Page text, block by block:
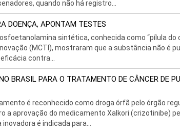
quando não há registro...
DOENÇA, APONTAM TESTES
sintética, conhecida como “pílula do
(MCTI), mostraram que a substância não é
contra...
BRASIL PARA O TRATAMENTO DE CÂNCER DE
é reconhecido como droga órfã pelo órgão
a aprovação do medicamento Xalkori (crizotinibe)
é indicada para...